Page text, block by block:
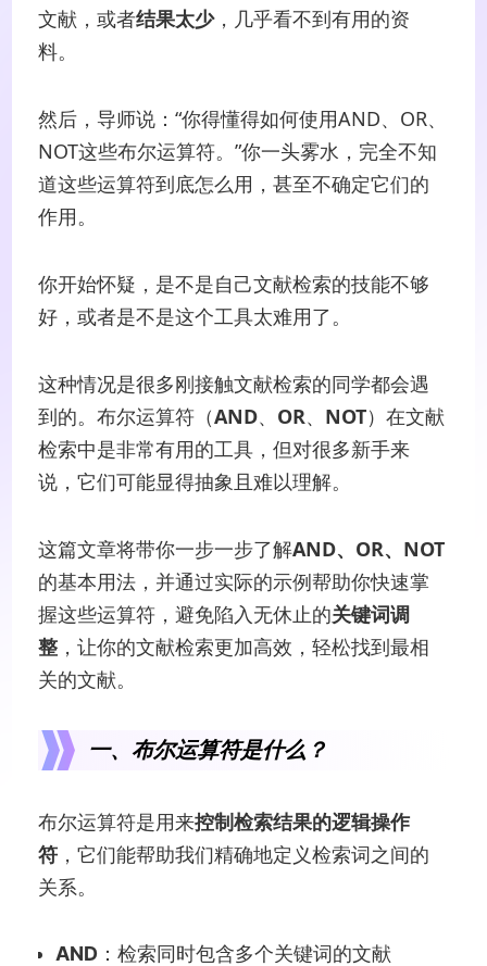
文献，或者结果太少，几乎看不到有用的资
料。
然后，导师说：“你得懂得如何使用AND、OR、
NOT这些布尔运算符。”你一头雾水，完全不知
道这些运算符到底怎么用，甚至不确定它们的
作用。
你开始怀疑，是不是自己文献检索的技能不够
好，或者是不是这个工具太难用了。
这种情况是很多刚接触文献检索的同学都会遇
到的。布尔运算符（AND、 OR、 NOT）在文献
检索中是非常有用的工具，但对很多新手来
说，它们可能显得抽象且难以理解。
这篇文章将带你一步一步了解AND、OR、NOT
的基本用法，并通过实际的示例帮助你快速掌
握这些运算符，避免陷入无休止的关键词调
整 ，让你的文献检索更加高效，轻松找到最相
关的文献。
一、布尔运算符是什么？
布尔运算符是用来控制检索结果的逻辑操作
符 ，它们能帮助我们精确地定义检索词之间的
关系。
AND ：检索同时包含多个关键词的文献